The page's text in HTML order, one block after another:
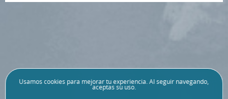
Usamoscookies para mejorar tu experiencia. Al seguir navegando,
aceptas su uso.